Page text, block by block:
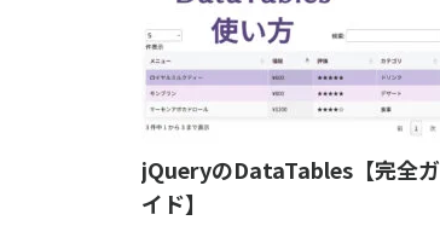
jQueryのDataTables【完全ガ
イド】